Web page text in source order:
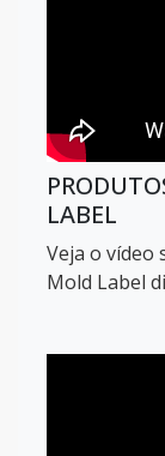
LABEL
Veja o vídeo
Mold Label